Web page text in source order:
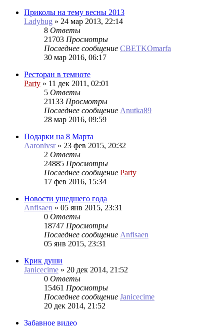
Приколы на тему весны 2013
Ladybug » 24 мар 2013, 22:14
8 Ответы
21703 Просмотры
Последнее сообщение CBETKOmarfa
30 мар 2016, 06:17
Ресторан в темноте
Party » 11 дек 2011, 02:01
5 Ответы
21133 Просмотры
Последнее сообщение Anutka89
28 мар 2016, 09:59
Подарки на 8 Марта
Aaronivsr» 23 фев 2015, 20:32
2 Ответы
24885 Просмотры
Последнее сообщение Party
17 фев 2016, 15:34
Новости ушедшего года
Anfisaen » 05 янв 2015, 23:31
0 Ответы
18747 Просмотры
Последнее сообщение Anfisaen
05 янв 2015, 23:31
Крик души
Janicecime » 20 дек 2014, 21:52
0 Ответы
15461 Просмотры
Последнее сообщение Janicecime
20 дек 2014, 21:52
Забавное видео